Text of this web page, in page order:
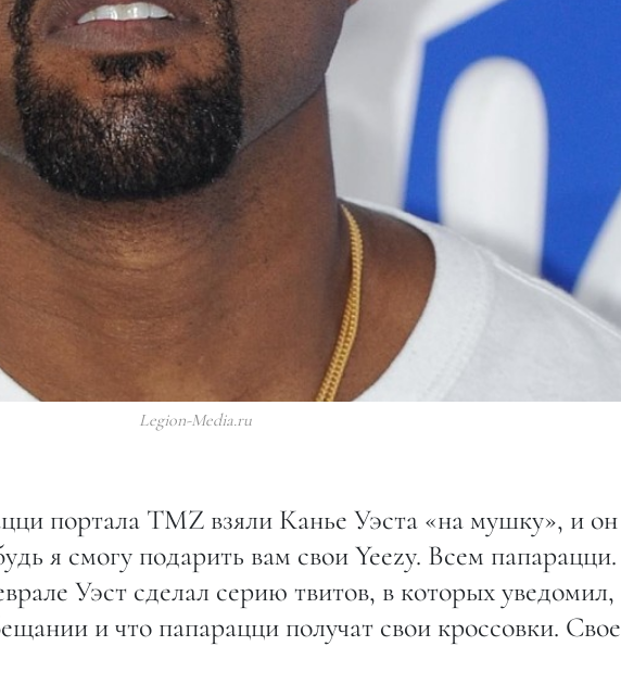
Legion-Media.ru
портала TMZ взяли Канье Уэста «на мушку», и он
я смогу подарить вам свои Yeezy. Всем папарацци.
Уэст сделал серию твитов, в которых уведомил,
и что папарацци получат свои кроссовки. Свое